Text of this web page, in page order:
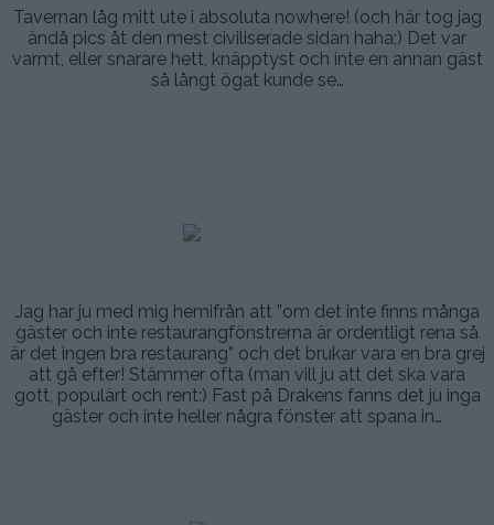
Tavernan låg mitt ute i absoluta nowhere! (och här tog jag
ändå pics åt den mest civiliserade sidan haha;) Det var
varmt, eller snarare hett, knäpptyst och inte en annan gäst
så långt ögat kunde se…
Jag har ju med mig hemifrån att ”om det inte finns många
gäster och inte restaurangfönstrerna är ordentligt rena så
är det ingen bra restaurang” och det brukar vara en bra grej
att gå efter! Stämmer ofta (man vill ju att det ska vara
gott, populärt och rent:) Fast på Drakens fanns det ju inga
gäster och inte heller några fönster att spana in…